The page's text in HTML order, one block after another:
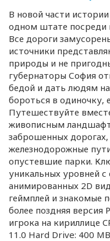
В новой части
одном штате посреди
Все дороги
источники
природы и не
губернаторы София
бедой и дать людям
бороться в одиночку,
Путешествуйте
живописным
заброшенных
железнодорожные
опустевшие парки.
уникальных уровней
анимированных 2D
геймплей и знакомые
более поздняя версия
игрока на кириллице
11.0 Hard Drive: 400 MB